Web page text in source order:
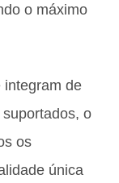
o máximo
integram de
o
os
única